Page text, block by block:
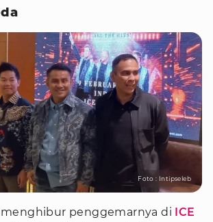
Foto : Intipseleb
penggemarnya di ICE